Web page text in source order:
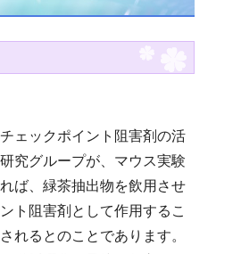
ェックポイント阻害剤の活
究グループが、マウス実験
ば、緑茶抽出物を飲用させ
ト阻害剤として作用するこ
れるとのことであります。